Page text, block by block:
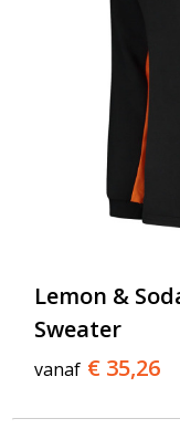
Lemon &
Sweater
vanaf € 35,26